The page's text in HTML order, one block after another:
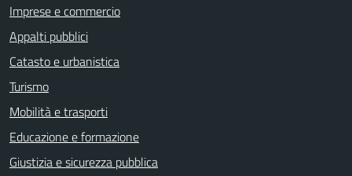
Imprese e commercio
Appalti pubblici
Catasto e urbanistica
Turismo
Mobilità e trasporti
Educazione e formazione
Giustizia e sicurezza pubblica